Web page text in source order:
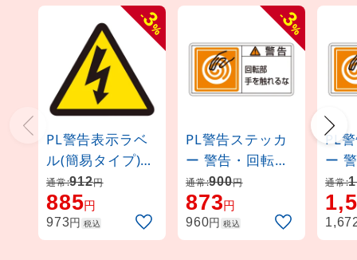
-
3
%
PL警告表示ラベ
ル(簡易タイプ)
電気危険 小
(203005)
通常:912円
885円
973円 税込
-
3
%
PL警告ステッカ
ー 警告・回転部
手を触れるな PL-
115 小 (203115)
通常:900円
873円
960円 税込
PL
ー
手を
115
通常: